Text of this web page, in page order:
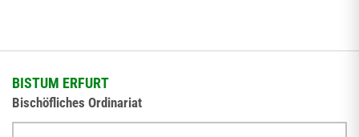
BISTUM ERFURT
Bischöfliches Ordinariat